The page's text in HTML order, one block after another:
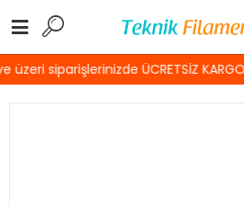
üzeri siparişlerinizde ÜCRETSİZ KARGO